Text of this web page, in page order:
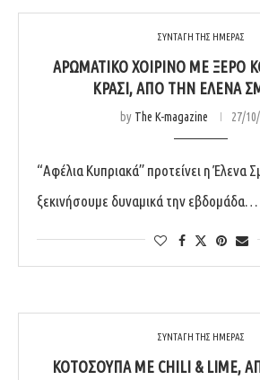
ΣΥΝΤΑΓΗ ΤΗΣ ΗΜΕΡΑΣ
ΑΡΩΜΑΤΙΚΌ ΧΟΙΡΙΝΌ ΜΕ ΞΕΡΌ
ΚΡΑΣΊ, ΑΠΌ ΤΗΝ ΈΛΕΝΑ
by The K-magazine 27/
“Αφέλια Κυπριακά” προτείνει η Έλενα
ξεκινήσουμε δυναμικά την εβδομάδα…
ΣΥΝΤΑΓΗ ΤΗΣ ΗΜΕΡΑΣ
ΚΟΤΌΣΟΥΠΑ ΜΕ CHILI & LIME,